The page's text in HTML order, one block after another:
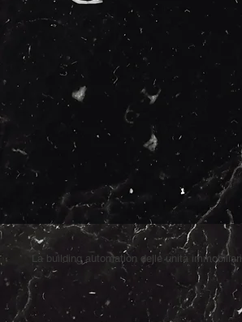
La building automation delle unità immobiliari